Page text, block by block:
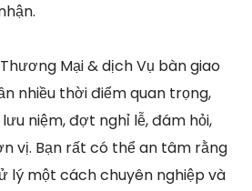
Mại & dịch Vụ bàn giao
nhiều thời điểm quan trọng,
niệm, đợt nghỉ lễ, đám hỏi,
vị. Bạn rất có thể an tâm rằng
lý một cách chuyên nghiệp và